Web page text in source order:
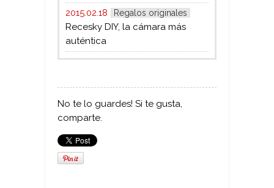
2015.02.18
Regalos originales
Recesky DIY, la cámara más
auténtica
No te lo guardes! Si te gusta,
comparte.